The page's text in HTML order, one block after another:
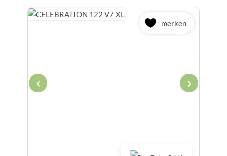
merken
‹ ›